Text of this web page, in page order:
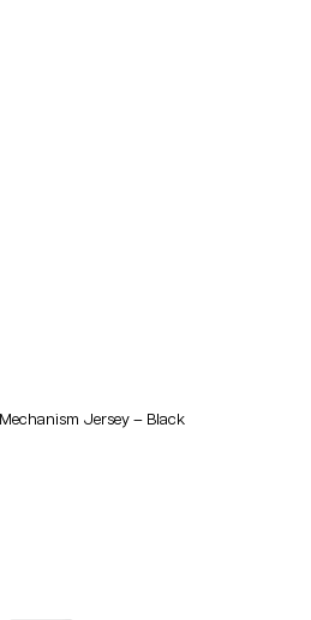
Mechanism Jersey – Black